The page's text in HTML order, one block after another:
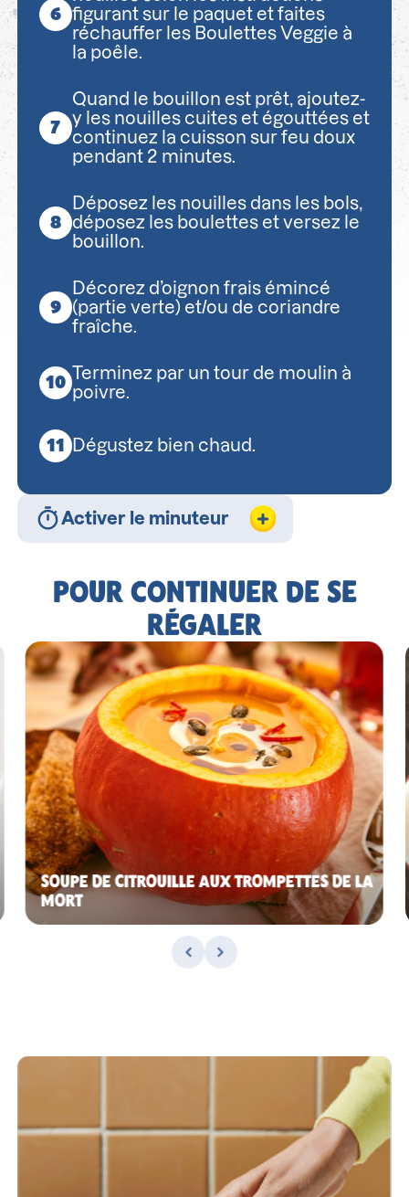
figurant sur le paquet et faites
réchauffer les Boulettes Veggie à
la poêle.
Quand le bouillon est prêt, ajoutez-
y les nouilles cuites et égouttées et
continuez la cuisson sur feu doux
pendant 2 minutes.
Déposez les nouilles dans les bols,
déposez les boulettes et versez le
bouillon.
Décorez d’oignon frais émincé
(partie verte) et/ou de coriandre
fraîche.
Terminez par un tour de moulin à
poivre.
Dégustez bien chaud.
Activer le minuteur
POUR CONTINUER DE SE
RÉGALER
SOUPE DE CITROUILLE AUX TROMPETTES DE LA
MORT